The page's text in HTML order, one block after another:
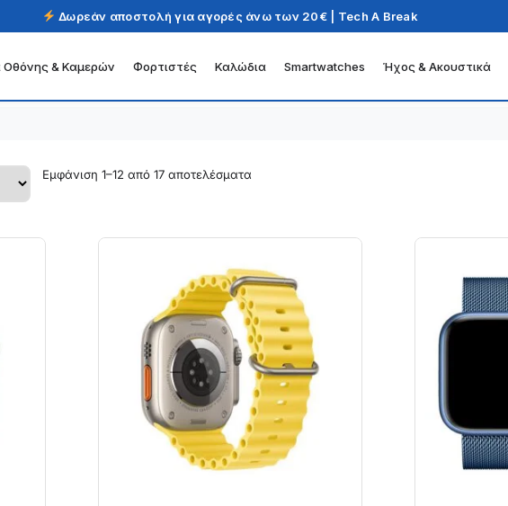
Δωρεάν αποστολή για αγορές άνω των 20€ | Tech A Break
Οθόνης & Καμερών Φορτιστές Καλώδια Smartwatches Ήχος & Ακουστικά
Εμφάνιση 1–12 από 17 αποτελέσματα